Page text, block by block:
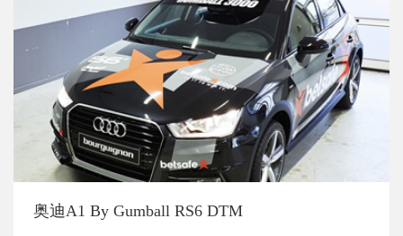
奥迪A1 By Gumball RS6 DTM